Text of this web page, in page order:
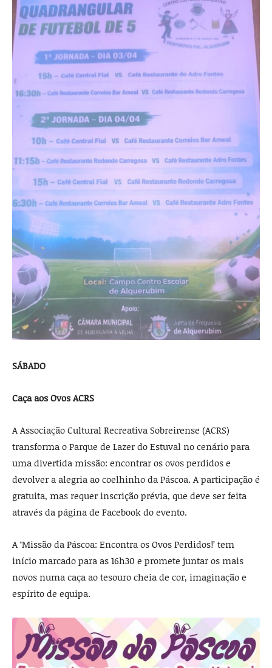
SÁBADO
Caça aos Ovos ACRS
A Associação Cultural Recreativa Sobreirense (ACRS)
transforma o Parque de Lazer do Estuval no cenário para
uma divertida missão: encontrar os ovos perdidos e
devolver a alegria ao coelhinho da Páscoa. A participação é
gratuita, mas requer inscrição prévia, que deve ser feita
através da página de Facebook do evento.
A ‘Missão da Páscoa: Encontra os Ovos Perdidos!’ tem
início marcado para as 16h30 e promete juntar os mais
novos numa caça ao tesouro cheia de cor, imaginação e
espírito de equipa.